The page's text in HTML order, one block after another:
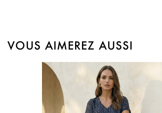
VOUS AIMEREZ AUSSI